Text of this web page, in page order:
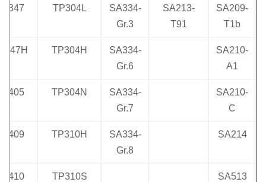
SA213-
SA334-
TP304L
TP347
SA334-
TP304H
TP347H
SA334-
TP304N
TP405
SA214
SA334-
TP310H
TP409
SA513
TP310S
TP410